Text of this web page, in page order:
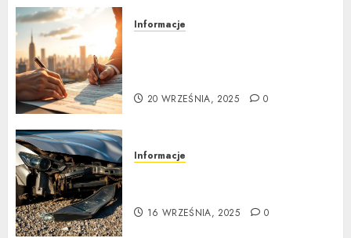
Informacje
20 WRZEŚNIA, 2025 0
Informacje
16 WRZEŚNIA, 2025 0